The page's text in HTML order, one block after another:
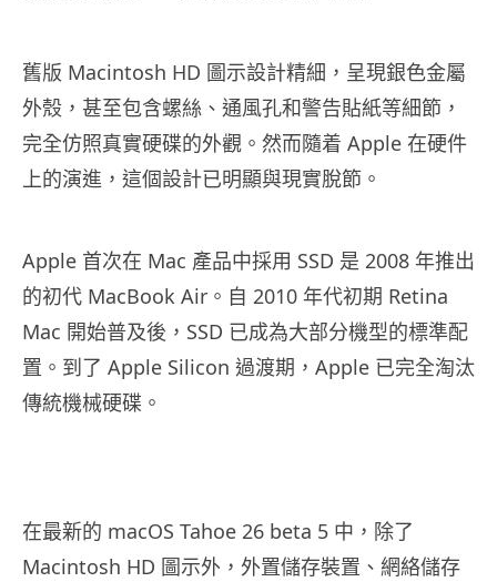
舊版 Macintosh HD 圖示設計精細，呈現銀色金屬
外殼，甚至包含螺絲、通風孔和警告貼紙等細節，
完全仿照真實硬碟的外觀。然而隨着 Apple 在硬件
上的演進，這個設計已明顯與現實脫節。
Apple 首次在 Mac 產品中採用 SSD 是 2008 年推出
的初代 MacBook Air。自 2010 年代初期 Retina
Mac 開始普及後，SSD 已成為大部分機型的標準配
置。到了 Apple Silicon 過渡期，Apple 已完全淘汰
傳統機械硬碟。
在最新的 macOS Tahoe 26 beta 5 中，除了
Macintosh HD 圖示外，外置儲存裝置、網絡儲存